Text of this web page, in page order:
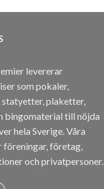
levererar
som pokaler,
statyetter, plaketter,
bingomaterial till nöjda
hela Sverige. Våra
föreningar, företag,
och privatpersoner.